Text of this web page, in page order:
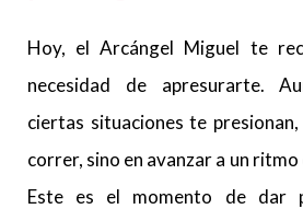
Hoy, el Arcángel Miguel te
necesidad de apresurarte.
ciertas situaciones te
correr, sino en avanzar a un
Este es el momento de dar